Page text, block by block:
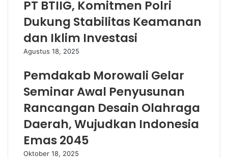
PT BTIIG, Komitmen Polri
Dukung Stabilitas Keamanan
dan Iklim Investasi
Agustus 18, 2025
Pemdakab Morowali Gelar
Seminar Awal Penyusunan
Rancangan Desain Olahraga
Daerah, Wujudkan Indonesia
Emas 2045
Oktober 18, 2025